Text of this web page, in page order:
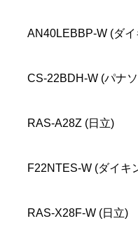
AN40LEBBP-W (ダイ
CS-22BDH-W (パナ
RAS-A28Z (日立)
F22NTES-W (ダイキ
RAS-X28F-W (日立)